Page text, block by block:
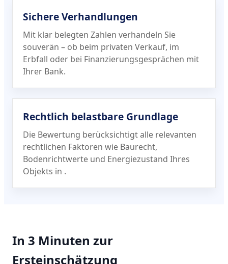
Sichere Verhandlungen
Mit klar belegten Zahlen verhandeln Sie
souverän – ob beim privaten Verkauf, im
Erbfall oder bei Finanzierungs­gesprächen mit
Ihrer Bank.
Rechtlich belastbare Grundlage
Die Bewertung berücksichtigt alle relevanten
rechtlichen Faktoren wie Baurecht,
Bodenrichtwerte und Energiezustand Ihres
Objekts in .
In 3 Minuten zur
Ersteinschätzung